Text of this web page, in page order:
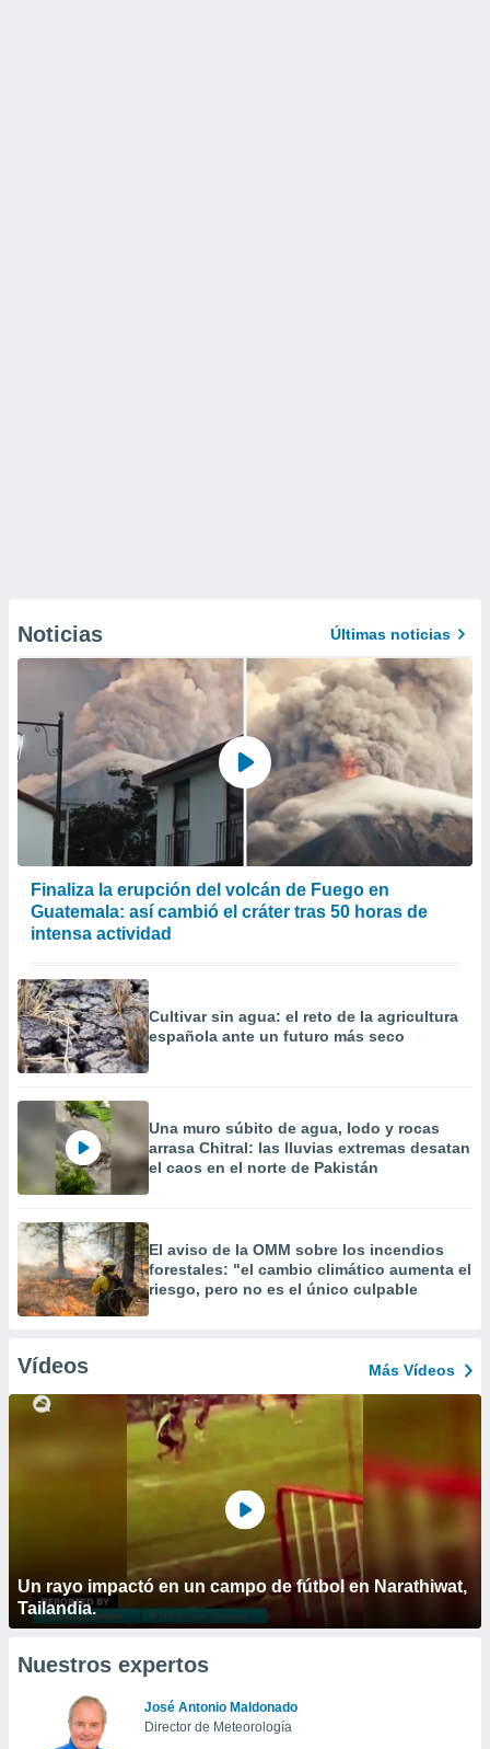
Noticias Últimas noticias
Finaliza la erupción del volcán de Fuego en
Guatemala: así cambió el cráter tras 50 horas de
intensa actividad
Cultivar sin agua: el reto de la agricultura
española ante un futuro más seco
Una muro súbito de agua, lodo y rocas
arrasa Chitral: las lluvias extremas desatan
el caos en el norte de Pakistán
El aviso de la OMM sobre los incendios
forestales: "el cambio climático aumenta el
riesgo, pero no es el único culpable
Vídeos Más Vídeos
Un rayo impactó en un campo de fútbol en Narathiwat,
Tailandia.
Nuestros expertos
José Antonio Maldonado
Director de Meteorología